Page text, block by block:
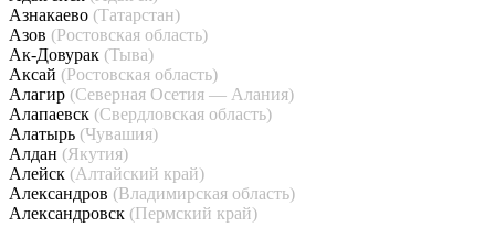
Азнакаево (Татарстан)
Азов (Ростовская область)
Ак-Довурак (Тыва)
Аксай (Ростовская область)
Алагир (Северная Осетия — Алания)
Алапаевск (Свердловская область)
Алатырь (Чувашия)
Алдан (Якутия)
Алейск (Алтайский край)
Александров (Владимирская область)
Александровск (Пермский край)